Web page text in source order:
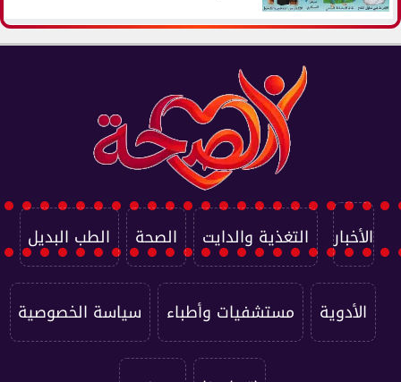
الأخبار التغذية والدايت الصحة الطب البديل
الأدوية مستشفيات وأطباء سياسة الخصوصية